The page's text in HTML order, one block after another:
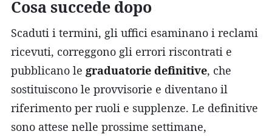
Cosa succede dopo
Scaduti i termini, gli uffici esaminano i reclami
ricevuti, correggono gli errori riscontrati e
pubblicano le graduatorie definitive, che
sostituiscono le provvisorie e diventano il
riferimento per ruoli e supplenze. Le definitive
sono attese nelle prossime settimane,